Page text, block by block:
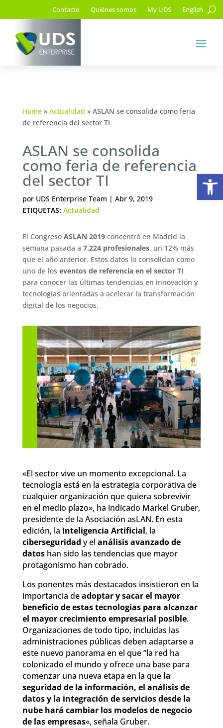
Contacto Quiénes somos My UDS English
Home» Actualidad » ASLAN se consolida como feria
de referencia del sector TI
ASLAN se consolida
como feria de referencia
del sector TI
por UDS Enterprise Team | Abr 9, 2019
ETIQUETAS: Actualidad
El Congreso ASLAN 2019concentró en Madrid la
semana pasada a 7.224 profesionales, un 12% más
que el año anterior. Estos datos lo consolidan como
uno de los eventos de referencia en el sector TI
para conocer las últimas tendencias en innovación y
tecnologías orientadas a acelerar la transformación
digital de los negocios.
«El sector vive un momento excepcional. La
tecnología está en la estrategia corporativa de
cualquier organización que quiera sobrevivir
en el medio plazo», ha indicado Markel Gruber,
presidente de la Asociación asLAN. En esta
edición, la Inteligencia Artificial, la
ciberseguridad y el análisis avanzado de
datoshan sido las tendencias que mayor
protagonismo han cobrado.
Los ponentes más destacados insistieron en la
importancia deadoptar y sacar el mayor
beneficio de estas tecnologías para alcanzar
el mayor crecimiento empresarial posible.
Organizaciones de todo tipo, incluidas las
administraciones públicas deben adaptarse a
este nuevo panorama en el que “la red ha
colonizado el mundo y ofrece una base para
comenzar una nueva etapa en la que la
seguridad de la información, el análisis de
datos y la integración de servicios desde la
nube hará cambiar los modelos de negocio
de las empresas«, señala Gruber.